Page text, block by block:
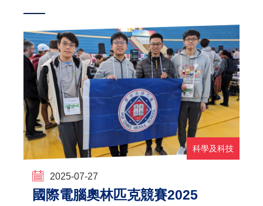
科學及科技
2025-07-27
國際電腦奧林匹克競賽2025